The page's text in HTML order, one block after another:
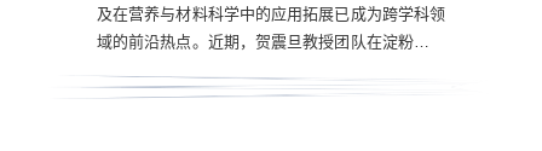
及在营养与材料科学中的应用拓展已成为跨学科领
域的前沿热点。近期，贺震旦教授团队在淀粉与脂
型溶剂体系开发与材料构建方面取得了重要进展，